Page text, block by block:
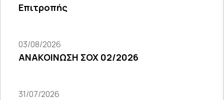
Επιτροπής
03/08/2026
ΑΝΑΚΟΙΝΩΣΗ ΣΟΧ 02/2026
31/07/2026